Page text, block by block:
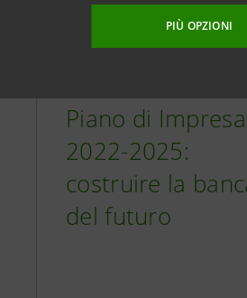
PIÙ OPZIONI
Piano di Impresa
2022-2025:
costruire la
del futuro